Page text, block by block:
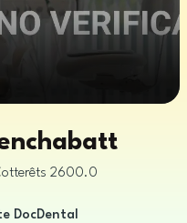
2600.0
DocDental